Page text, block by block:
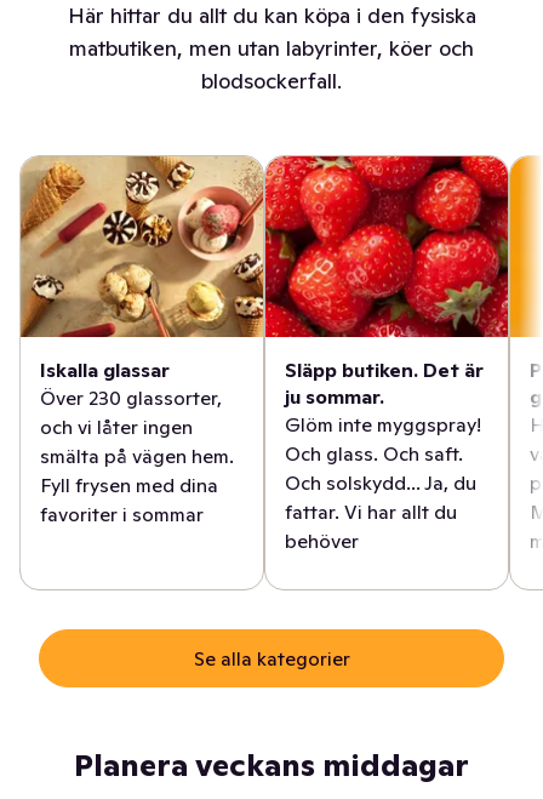
Här hittar du allt du kan köpa i den fysiska
matbutiken, men utan labyrinter, köer och
blodsockerfall.
Iskalla glassar
Över 230 glassorter,
och vi låter ingen
smälta på vägen hem.
Fyll frysen med dina
favoriter i sommar
Släpp butiken. Det är
ju sommar.
Glöm inte myggspray!
Och glass. Och saft.
Och solskydd... Ja, du
fattar. Vi har allt du
behöver
Se alla kategorier
Planera veckans middagar